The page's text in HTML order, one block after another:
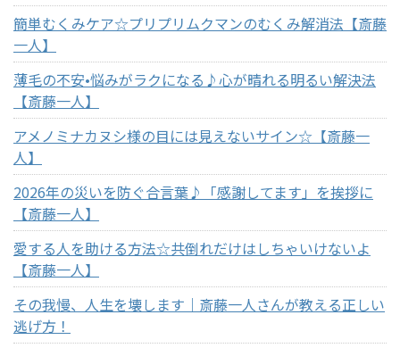
簡単むくみケア☆プリプリムクマンのむくみ解消法【斎藤
一人】
薄毛の不安•悩みがラクになる♪心が晴れる明るい解決法
【斎藤一人】
アメノミナカヌシ様の目には見えないサイン☆【斎藤一
人】
2026年の災いを防ぐ合言葉♪「感謝してます」を挨拶に
【斎藤一人】
愛する人を助ける方法☆共倒れだけはしちゃいけないよ
【斎藤一人】
その我慢、人生を壊します｜斎藤一人さんが教える正しい
逃げ方！